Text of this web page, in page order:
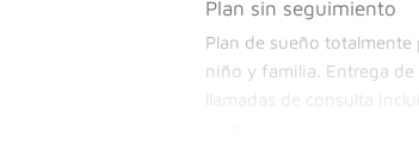
Plan sin seguimiento
Plan de sueño totalmente
niño y familia. Entrega de
llamadas de consulta